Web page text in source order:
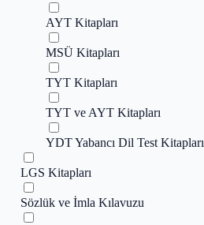
AYT Kitapları
MSÜ Kitapları
TYT Kitapları
TYT ve AYT Kitapları
YDT Yabancı Dil Test Kitapları
LGS Kitapları
Sözlük ve İmla Kılavuzu